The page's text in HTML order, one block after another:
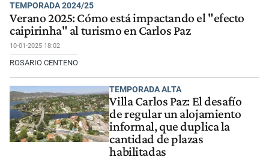
TEMPORADA 2024/25
Verano 2025: Cómo está impactando el "efecto
caipirinha" al turismo en Carlos Paz
10-01-2025 18:02
ROSARIO CENTENO
TEMPORADA ALTA
Villa Carlos Paz: El desafío
de regular un alojamiento
informal, que duplica la
cantidad de plazas
habilitadas